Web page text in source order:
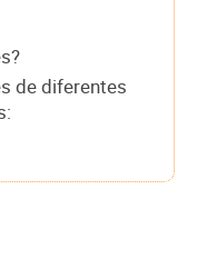
de diferentes